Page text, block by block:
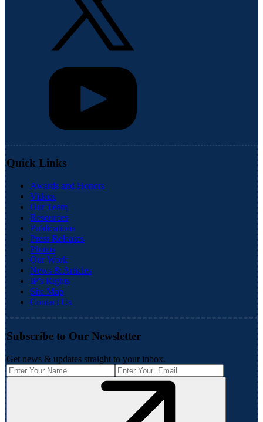
Quick Links
Awards and Honors
Videos
Our Team
Resources
Publications
Press Releases
Photos
Our Work
News & Articles
IP's Rights
Site Map
Contact Us
Subscribe to Our Newsletter
Get news & updates straight to your inbox.